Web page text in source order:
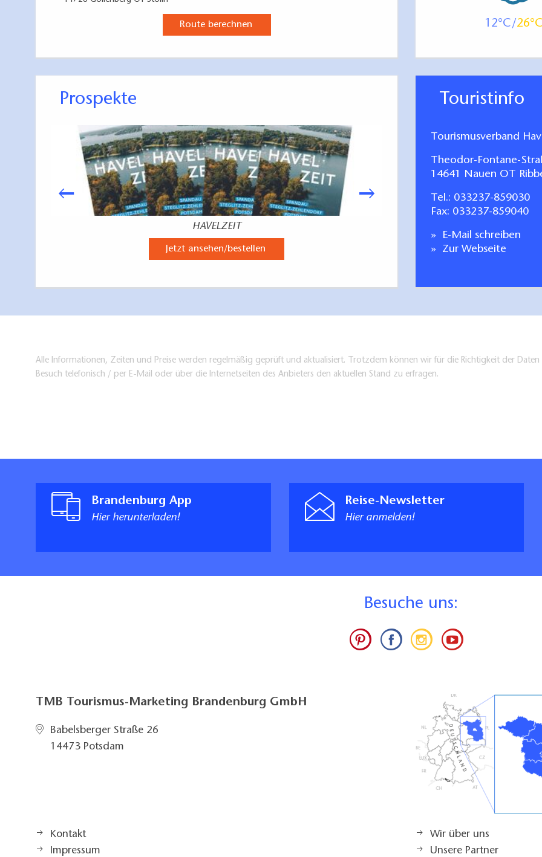
Route berechnen 12 26
Prospekte
HAVELZEIT
Jetzt ansehen/bestellen Jetzt
Touristinfo
Tourismusverband
Theodor-Fontane-
14641 Nauen OT
Tel.: 033237-859030
Fax: 033237-859040
E-Mail schreiben
Zur Webseite
Alle Informationen, Zeiten und Preise werden regelmäßig geprüft und aktualisiert. Trotzdem können wir für die Richtigkeit der
Besuch telefonisch / per E-Mail oder über die Internetseiten des Anbieters den aktuellen Stand zu erfragen.
Brandenburg App
Hier herunterladen!
Reise-Newsletter
Hier anmelden!
Besuche uns:
TMB Tourismus-Marketing Brandenburg GmbH
Babelsberger Straße 26
14473 Potsdam
Kontakt
Impressum
Wir über uns
Unsere Partner